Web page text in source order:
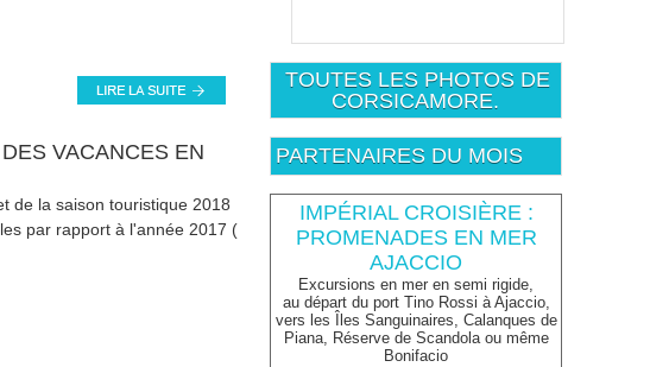
VACANCES EN
de la saison touristique 2018
par rapport à l'année 2017 (
TOUTES LES PHOTOS DE
CORSICAMORE.
PARTENAIRES DU MOIS
IMPÉRIAL CROISIÈRE :
PROMENADES EN MER
AJACCIO
Excursions en mer en semi rigide,
au départ du port Tino Rossi à Ajaccio,
vers les Îles Sanguinaires, Calanques de
Piana, Réserve de Scandola ou même
Bonifacio